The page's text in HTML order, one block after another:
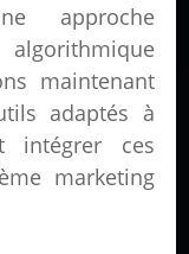
approche
algorithmique
maintenant
adaptés à
intégrer ces
marketing